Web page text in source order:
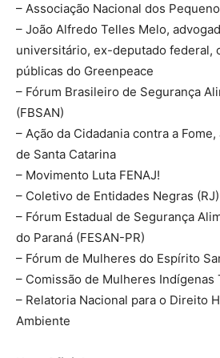
– Associação Nacional dos
– João Alfredo Telles Melo,
universitário, ex-deputado federal,
públicas do Greenpeace
– Fórum Brasileiro de Segurança
(FBSAN)
– Ação da Cidadania contra a
de Santa Catarina
– Movimento Luta FENAJ!
– Coletivo de Entidades Negras (RJ)
– Fórum Estadual de Segurança
do Paraná (FESAN-PR)
– Fórum de Mulheres do Espírito
– Comissão de Mulheres Indígenas
– Relatoria Nacional para o Direito
Ambiente